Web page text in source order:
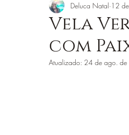
JUREMA SAGRADA
ORIXÁS E
Vela
com
Deluca Natal 12
Atualizado: 24 de ago.